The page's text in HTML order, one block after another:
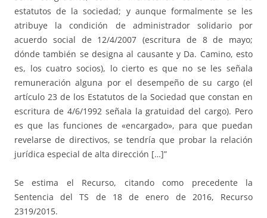
estatutos de la sociedad; y aunque formalmente se les
atribuye la condición de administrador solidario por
acuerdo social de 12/4/2007 (escritura de 8 de mayo;
dónde también se designa al causante y Da. Camino, esto
es, los cuatro socios), lo cierto es que no se les señala
remuneración alguna por el desempeño de su cargo (el
artículo 23 de los Estatutos de la Sociedad que constan en
escritura de 4/6/1992 señala la gratuidad del cargo). Pero
es que las funciones de «encargado», para que puedan
revelarse de directivos, se tendría que probar la relación
jurídica especial de alta dirección […]”
Se estima el Recurso, citando como precedente la
Sentencia del TS de 18 de enero de 2016, Recurso
2319/2015.